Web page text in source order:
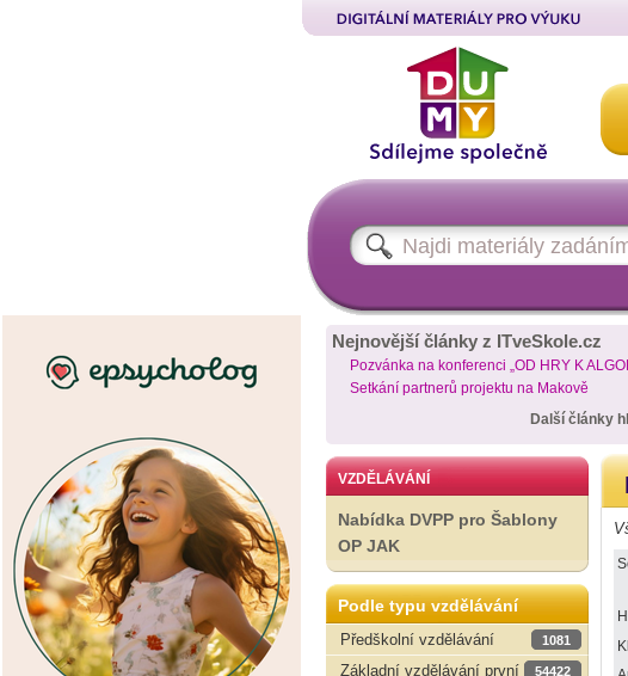
Nejnovější články z ITveSkole.cz
Pozvánka na konferenci „OD HRY K
Setkání partnerů projektu na Makově
Další články
VZDĚLÁVÁNÍ
Nabídka DVPP pro Šablony
OP JAK
Podle typu vzdělávání
Předškolní vzdělávání
1081
Základní vzdělávání první
54422